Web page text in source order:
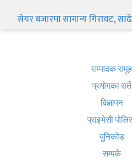
सेयर बजारमा सामान्य गिरावट,
सम्पादक समूह
प्रयोगका सर्त
विज्ञापन
प्राइभेसी
युनिकोड
सम्पर्क